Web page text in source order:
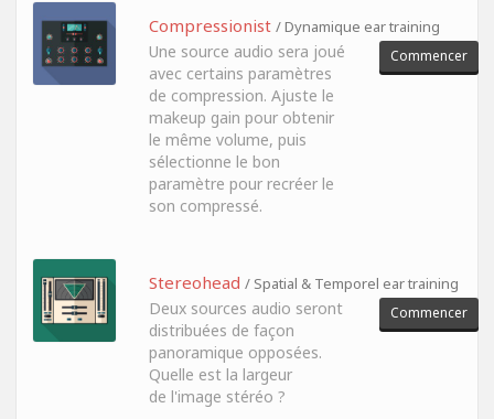
Compressionist / Dynamique ear training
Une source audio sera joué
avec certains paramètres
de compression. Ajuste le
makeup gain pour obtenir
le même volume, puis
sélectionne le bon
paramètre pour recréer le
son compressé.
Commencer
Stereohead / Spatial & Temporel ear training
Deux sources audio seront
distribuées de façon
panoramique opposées.
Quelle est la largeur
de l'image stéréo ?
Commencer